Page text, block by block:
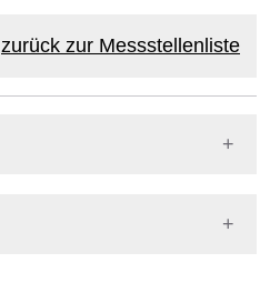
zurück zur Messstellenliste